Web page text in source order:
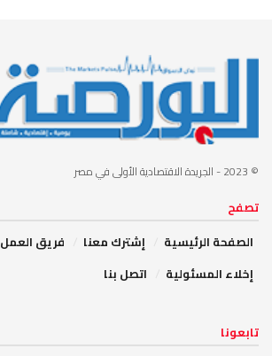
© 2023 - الجريدة الاقتصادية الأولى في مصر
تصفح
الصفحة الرئيسية
إشترك معنا
فريق العمل
إخلاء المسئولية
اتصل بنا
تابعونا